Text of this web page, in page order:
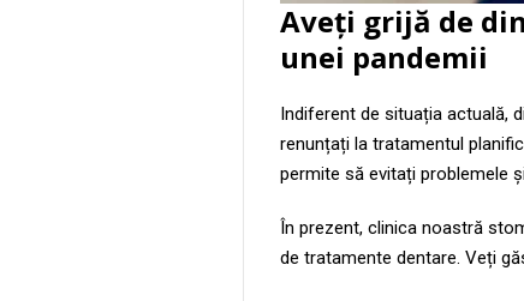
Aveți grijă de
unei pandemii
Indiferent de situația actuală,
renunțați la tratamentul
permite să evitați problemele
În prezent, clinica noastră
de tratamente dentare. Veți